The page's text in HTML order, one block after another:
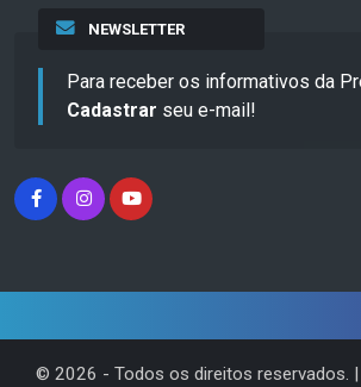
NEWSLETTER
Para receber os informativos da
Cadastrar seu e-mail!
© 2026 - Todos os direitos reservados.